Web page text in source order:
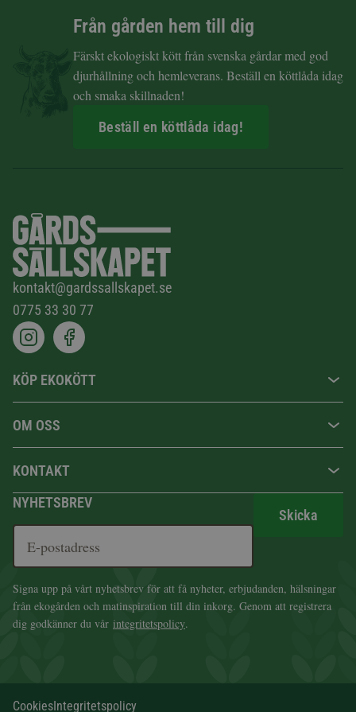
Från gården hem till dig
Färskt ekologiskt kött från svenska gårdar med god
djurhållning och hemleverans. Beställ en köttlåda idag
och smaka skillnaden!
Beställ en köttlåda idag!
kontakt@gardssallskapet.se
0775 33 30 77
KÖP EKOKÖTT
OM OSS
KONTAKT
NYHETSBREV
Skicka
Signa upp på vårt nyhetsbrev för att få nyheter, erbjudanden, hälsningar
från ekogården och matinspiration till din inkorg. Genom att registrera
dig godkänner du vår integritetspolicy.
Cookies Integritetspolicy